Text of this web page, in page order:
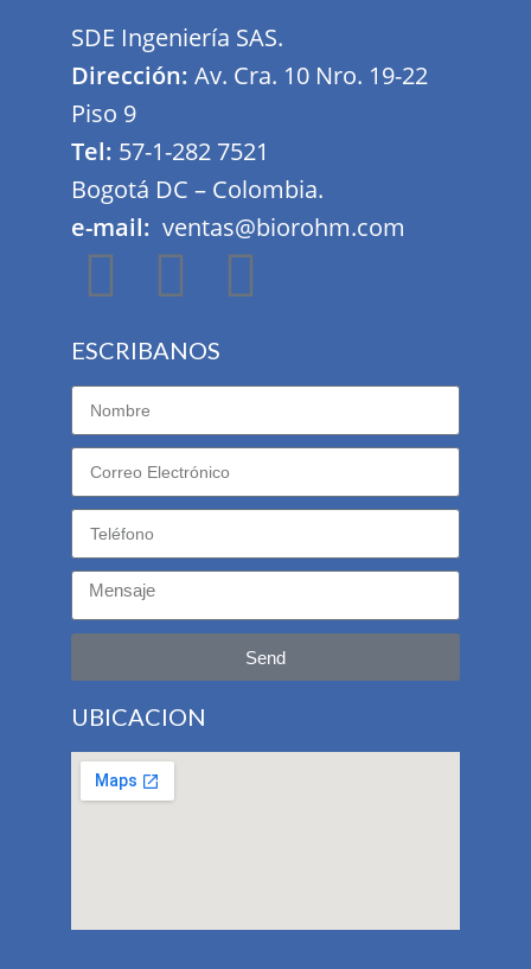
SDE Ingeniería SAS.
Dirección: Av. Cra. 10 Nro. 19-22
Piso 9
Tel: 57-1-282 7521
Bogotá DC – Colombia.
e-mail: ventas@biorohm.com
ESCRIBANOS
Send
UBICACION